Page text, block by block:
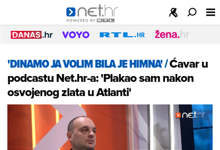
'DINAMO JA VOLIM BILA JE HIMNA'/Ćavar u
podcastu Net.hr-a: 'Plakao sam nakon
osvojenog zlata u Atlanti'